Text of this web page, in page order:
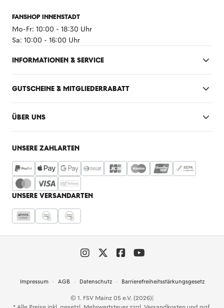
FANSHOP INNENSTADT
Mo-Fr: 10:00 - 18:30 Uhr
Sa: 10:00 - 16:00 Uhr
INFORMATIONEN & SERVICE
GUTSCHEINE & MITGLIEDERRABATT
ÜBER UNS
UNSERE ZAHLARTEN
UNSERE VERSANDARTEN
Impressum AGB Datenschutz Barrierefreiheitsstärkungsgesetz
© 1. FSV Mainz 05 e.V. (2026)|